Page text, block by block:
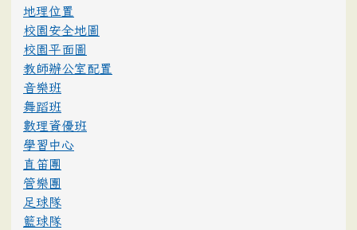
地理位置
校園安全地圖
校園平面圖
教師辦公室配置
音樂班
舞蹈班
數理資優班
學習中心
直笛團
管樂團
足球隊
籃球隊